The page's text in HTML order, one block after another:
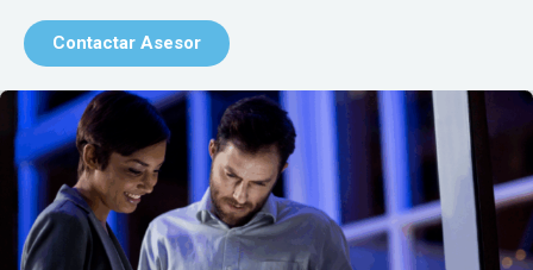
Contactar Asesor